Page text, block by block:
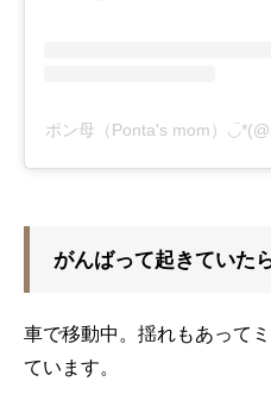
ポン母（Ponta's mom）
がんばって起きていた
車で移動中。揺れもあって
ています。